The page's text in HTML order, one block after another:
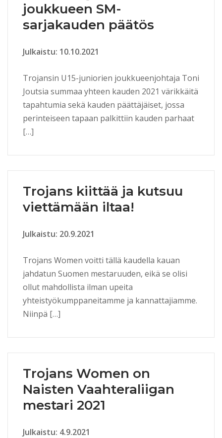
joukkueen SM-
sarjakauden päätös
Julkaistu: 10.10.2021
Trojansin U15-juniorien joukkueenjohtaja Toni
Joutsia summaa yhteen kauden 2021 värikkäitä
tapahtumia sekä kauden päättäjäiset, jossa
perinteiseen tapaan palkittiin kauden parhaat
[…]
Trojans kiittää ja kutsuu
viettämään iltaa!
Julkaistu: 20.9.2021
Trojans Women voitti tällä kaudella kauan
jahdatun Suomen mestaruuden, eikä se olisi
ollut mahdollista ilman upeita
yhteistyökumppaneitamme ja kannattajiamme.
Niinpä […]
Trojans Women on
Naisten Vaahteraliigan
mestari 2021
Julkaistu: 4.9.2021